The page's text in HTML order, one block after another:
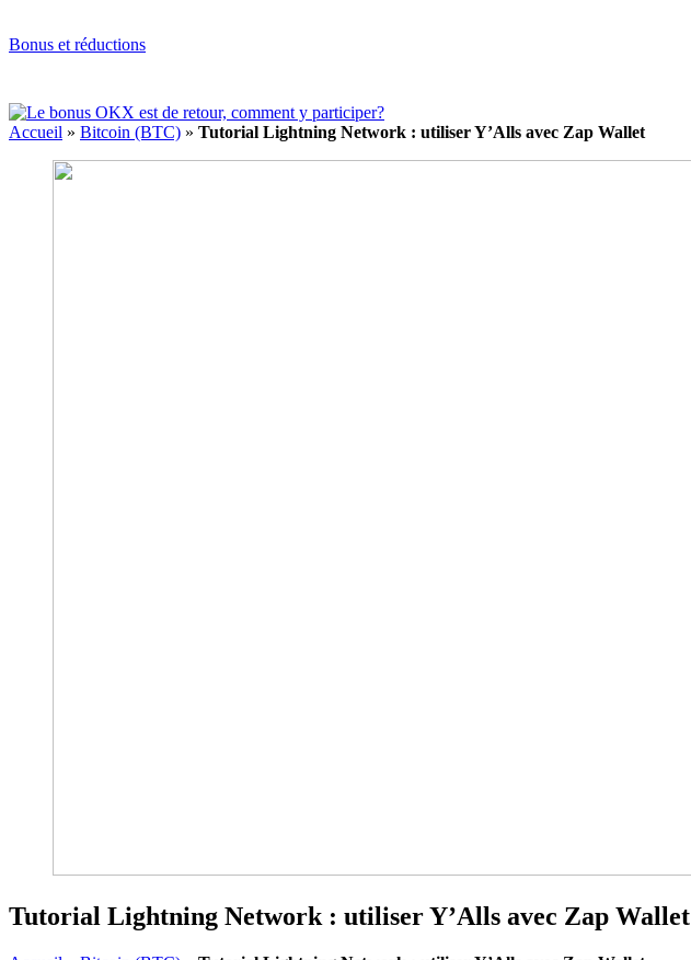
Bonus et réductions
Accueil » Bitcoin (BTC) » Tutorial Lightning Network : utiliser Y’Alls avec Zap Wallet
Tutorial Lightning Network : utiliser Y’Alls avec Zap Wallet